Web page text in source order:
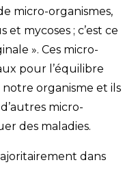
micro-organismes,
et mycoses ; c’est ce
». Ces micro-
pour l’équilibre
notre organisme et ils
micro-
des maladies.
dans